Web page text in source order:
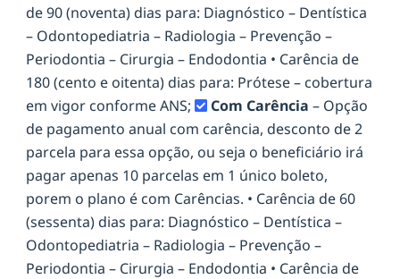
de 90 (noventa) dias para: Diagnóstico – Dentística
– Odontopediatria – Radiologia – Prevenção –
Periodontia – Cirurgia – Endodontia • Carência de
180 (cento e oitenta) dias para: Prótese – cobertura
em vigor conforme ANS;
Com Carência – Opção
de pagamento anual com carência, desconto de 2
parcela para essa opção, ou seja o beneficiário irá
pagar apenas 10 parcelas em 1 único boleto,
porem o plano é com Carências. • Carência de 60
(sessenta) dias para: Diagnóstico – Dentística –
Odontopediatria – Radiologia – Prevenção –
Periodontia – Cirurgia – Endodontia • Carência de